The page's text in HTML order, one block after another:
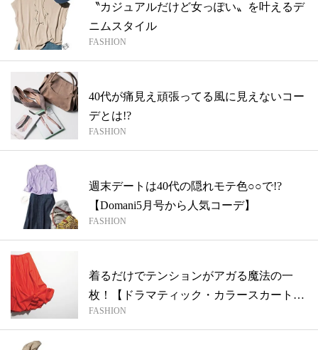
〝カジュアルだけど女っぽい〟を叶えるデ
ニムスタイル
FASHION
40代が痛見え頑張ってる風に見えないコー
デとは!?
FASHION
週末デートは40代の隠れモテ色○○で!?
【Domani5月号から人気コーデ】
FASHION
着るだけでテンションがアガる魔法の一
枚！【ドラマティック・カラースカート】
4選
FASHION